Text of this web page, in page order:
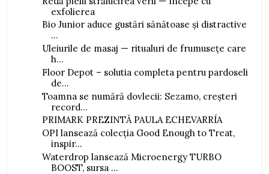
exfolierea
Bio Junior aduce gustări sănătoase și distractive
...
Uleiurile de masaj — ritualuri de frumusețe care
h...
Floor Depot – solutia completa pentru pardoseli
de...
Toamna se numără dovlecii: Sezamo, creșteri
record...
PRIMARK PREZINTĂ PAULA ECHEVARRÍA
OPI lansează colecția Good Enough to Treat,
inspir...
Waterdrop lansează Microenergy TURBO
BOOST, sursa ...